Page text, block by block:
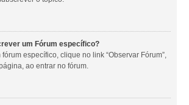
um Fórum específico?
específico, clique no link “Observar Fórum”,
ao entrar no fórum.